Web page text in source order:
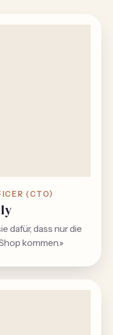
(CTO)
dafür, dass nur die
kommen.»